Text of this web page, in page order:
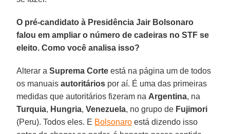
O pré-candidato à Presidência Jair Bolsonaro
falou em ampliar o número de cadeiras no STF se
eleito. Como você analisa isso?
Alterar aSuprema Corte está na página um de todos
os manuaisautoritários por aí. É uma das primeiras
medidas que autoritários fizeram na Argentina, na
Turquia, Hungria,Venezuela, no grupo de Fujimori
(Peru). Todos eles. E Bolsonaro está dizendo isso